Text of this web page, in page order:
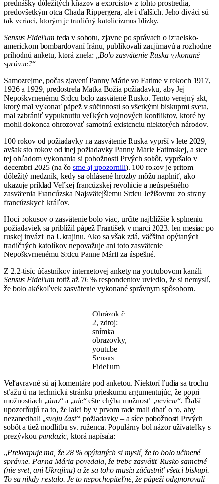
prednášky dôležitých kňazov a exorcistov z tohto prostredia,
predovšetkým otca Chada Rippergera, ale i ďalších. Jeho diváci sú
tak veriaci, ktorým je tradičný katolicizmus blízky.
Sensus Fidelium teda v sobotu, zjavne po správach o izraelsko-
americkom bombardovaní Iránu, publikovali zaujímavú a rozhodne
príhodnú anketu, ktorá znela: „Bolo zasvätenie Ruska vykonané
správne?“
Samozrejme, počas zjavení Panny Márie vo Fatime v rokoch 1917,
1926 a 1929, predostrela Matka Božia požiadavku, aby Jej
Nepoškvrnenému Srdcu bolo zasvätené Rusko. Tento verejný akt,
ktorý mal vykonať pápež v súčinnosti so všetkými biskupmi sveta,
mal zabrániť vypuknutiu veľkých vojnových konfliktov, ktoré by
mohli dokonca ohrozovať samotnú existenciu niektorých národov.
100 rokov od požiadavky na zasvätenie Ruska vyprší v lete 2029,
avšak sto rokov od inej požiadavky Panny Márie Fatimskej, a síce
tej ohľadom vykonania si pobožnosti Prvých sobôt, vypršalo v
decembri 2025 (na čo sme aj upozornili). 100 rokov je pritom
dôležitý medzník, kedy sa ohlásené hrozby môžu naplniť, ako
ukazuje príklad Veľkej francúzskej revolúcie a neúspešného
zasvätenia Francúzska Najsvätejšiemu Srdcu Ježišovmu zo strany
francúzskych kráľov.
Hoci pokusov o zasvätenie bolo viac, určite najbližšie k splneniu
požiadaviek sa priblížil pápež František v marci 2023, len mesiac po
ruskej invázii na Ukrajinu. Ako sa však zdá, väčšina opýtaných
tradičných katolíkov nepovažuje ani toto zasvätenie
Nepoškvrnenému Srdcu Panne Márii za úspešné.
Z 2,2-tisíc účastníkov internetovej ankety na youtubovom kanáli
Sensus Fidelium totiž až 76 % respondentov uviedlo, že si nemyslí,
že bolo akékoľvek zasvätenie vykonané správnym spôsobom.
Obrázok č.
2, zdroj:
snímka
obrazovky,
youtube
Sensus
Fidelium
Veľavravné sú aj komentáre pod anketou. Niektorí ľudia sa trochu
sťažujú na technickú stránku prieskumu argumentujúc, že popri
možnostiach „áno“ a „nie“ ešte chýba možnosť „neviem“. Ďalší
upozorňujú na to, že laici by v prvom rade mali dbať o to, aby
nezanedbali „svoju časť“ požiadavky – a síce pobožnosti Prvých
sobôt a tiež modlitbu sv. ruženca. Populárny bol názor užívateľky s
prezývkou pandazia, ktorá napísala:
„Prekvapuje ma, že 28 % opýtaných si myslí, že to bolo učinené
správne. Panna Mária povedala, že treba zasvätiť Rusko samotné
(nie svet, ani Ukrajinu) a že sa toho musia zúčastniť všetci biskupi.
To sa nikdy nestalo. Je to nepochopiteľné, že pápeži odignorovali